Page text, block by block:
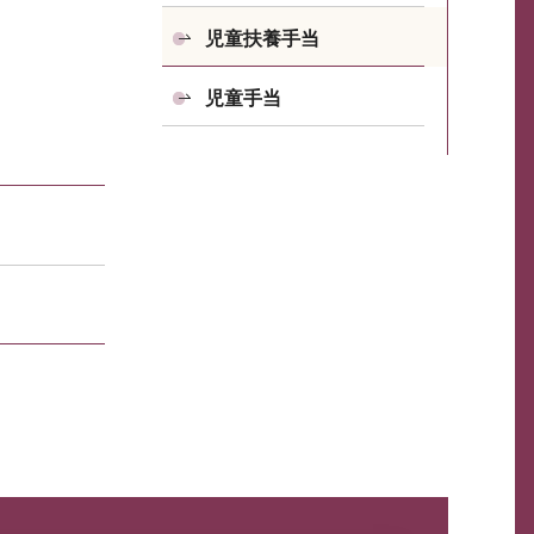
児童扶養手当
児童手当